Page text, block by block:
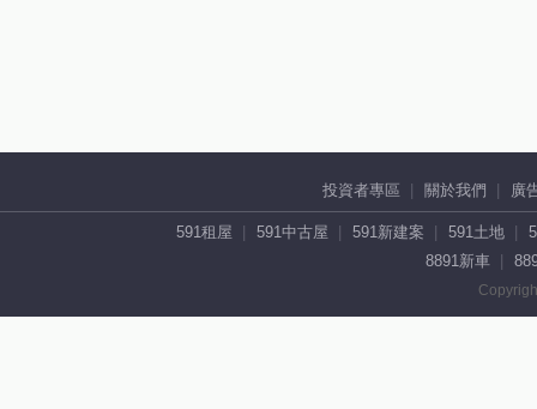
投資者專區 關於我們 廣
591租屋 591中古屋 591新建案 591土地
8891新車